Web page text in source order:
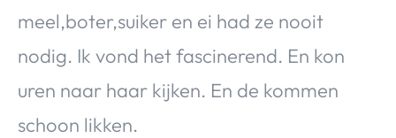
meel,boter,suiker en ei had ze nooit
nodig. Ik vond het fascinerend. En kon
uren naar haar kijken. En de kommen
schoon likken.